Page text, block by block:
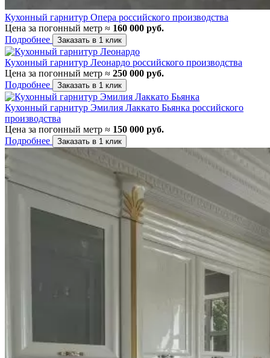
Кухонный гарнитур Опера российского производства
Цена за погонный метр ≈ 160 000 руб.
Подробнее
Заказать в 1 клик
Кухонный гарнитур Леонардо российского производства
Цена за погонный метр ≈ 250 000 руб.
Подробнее
Заказать в 1 клик
Кухонный гарнитур Эмилия Лаккато Бьянка российского
производства
Цена за погонный метр ≈ 150 000 руб.
Подробнее
Заказать в 1 клик